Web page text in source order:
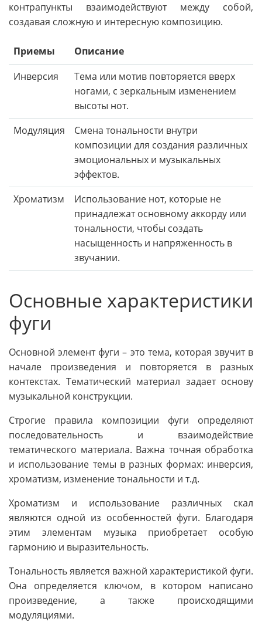
контрапункты взаимодействуют между собой,
создавая сложную и интересную композицию.
Приемы
Описание
Инверсия
Тема или мотив повторяется вверх
ногами, с зеркальным изменением
высоты нот.
Модуляция
Смена тональности внутри
композиции для создания различных
эмоциональных и музыкальных
эффектов.
Хроматизм
Использование нот, которые не
принадлежат основному аккорду или
тональности, чтобы создать
насыщенность и напряженность в
звучании.
Основные характеристики
фуги
Основной элемент фуги – это тема, которая звучит в
начале произведения и повторяется в разных
контекстах. Тематический материал задает основу
музыкальной конструкции.
Строгие правила композиции фуги определяют
последовательность и взаимодействие
тематического материала. Важна точная обработка
и использование темы в разных формах: инверсия,
хроматизм, изменение тональности и т.д.
Хроматизм и использование различных скал
являются одной из особенностей фуги. Благодаря
этим элементам музыка приобретает особую
гармонию и выразительность.
Тональность является важной характеристикой фуги.
Она определяется ключом, в котором написано
произведение, а также происходящими
модуляциями.